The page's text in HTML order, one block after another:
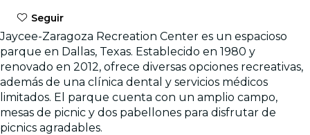
Seguir
Jaycee-Zaragoza Recreation Center es un espacioso
parque en Dallas, Texas. Establecido en 1980 y
renovado en 2012, ofrece diversas opciones recreativas,
además de una clínica dental y servicios médicos
limitados. El parque cuenta con un amplio campo,
mesas de picnic y dos pabellones para disfrutar de
picnics agradables.